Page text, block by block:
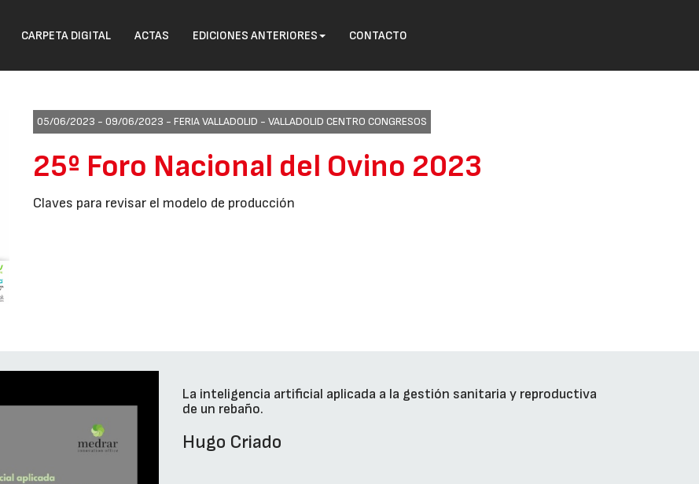
CARPETA DIGITAL ACTAS EDICIONES ANTERIORES CONTACTO
05/06/2023 - 09/06/2023 - FERIA VALLADOLID - VALLADOLID CENTRO CONGRESOS
25º Foro Nacional del Ovino 2023
Claves para revisar el modelo de producción
La inteligencia artificial aplicada a la gestión sanitaria y reproductiva
de un rebaño.
Hugo Criado